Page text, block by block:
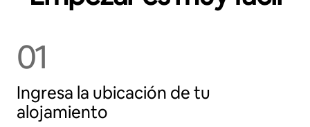
01
Ingresa la ubicación de tu
alojamiento